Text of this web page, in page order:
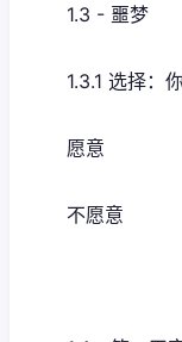
1.3 - 噩梦
1.3.1 选择：
愿意
不愿意